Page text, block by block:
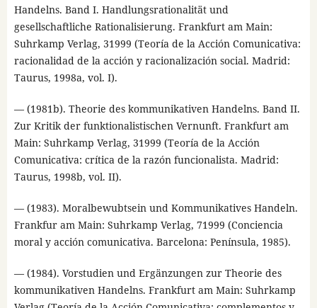
Handelns. Band I. Handlungsrationalität und
gesellschaftliche Rationalisierung. Frankfurt am Main:
Suhrkamp Verlag, 31999 (Teoría de la Acción Comunicativa:
racionalidad de la acción y racionalización social. Madrid:
Taurus, 1998a, vol. I).
— (1981b). Theorie des kommunikativen Handelns. Band II.
Zur Kritik der funktionalistischen Vernunft. Frankfurt am
Main: Suhrkamp Verlag, 31999 (Teoría de la Acción
Comunicativa: crítica de la razón funcionalista. Madrid:
Taurus, 1998b, vol. II).
— (1983). Moralbewubtsein und Kommunikatives Handeln.
Frankfur am Main: Suhrkamp Verlag, 71999 (Conciencia
moral y acción comunicativa. Barcelona: Península, 1985).
— (1984). Vorstudien und Ergänzungen zur Theorie des
kommunikativen Handelns. Frankfurt am Main: Suhrkamp